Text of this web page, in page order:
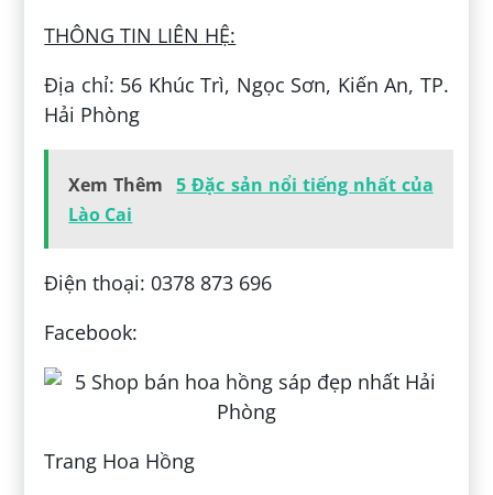
THÔNG TIN LIÊN HỆ:
Địa chỉ: 56 Khúc Trì, Ngọc Sơn, Kiến An, TP.
Hải Phòng
Xem Thêm
5 Đặc sản nổi tiếng nhất của
Lào Cai
Điện thoại: 0378 873 696
Facebook:
Trang Hoa Hồng